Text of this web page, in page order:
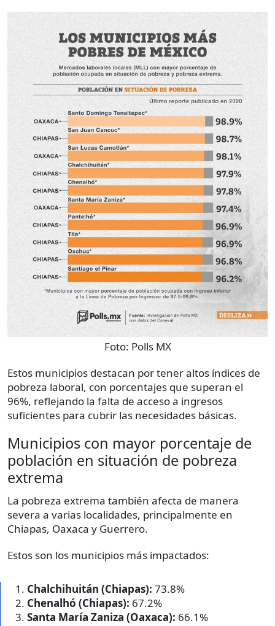
Foto: Polls MX
Estos municipios destacan por tener altos índices de
pobreza laboral, con porcentajes que superan el
96%, reflejando la falta de acceso a ingresos
suficientes para cubrir las necesidades básicas.
Municipios con mayor porcentaje de
población en situación de pobreza
extrema
La pobreza extrema también afecta de manera
severa a varias localidades, principalmente en
Chiapas, Oaxaca y Guerrero.
Estos son los municipios más impactados:
Chalchihuitán (Chiapas): 73.8%
Chenalhó (Chiapas): 67.2%
Santa María Zaniza (Oaxaca): 66.1%